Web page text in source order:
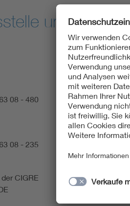
und Kontakt
08 - 480
08 - 235
CIGRE